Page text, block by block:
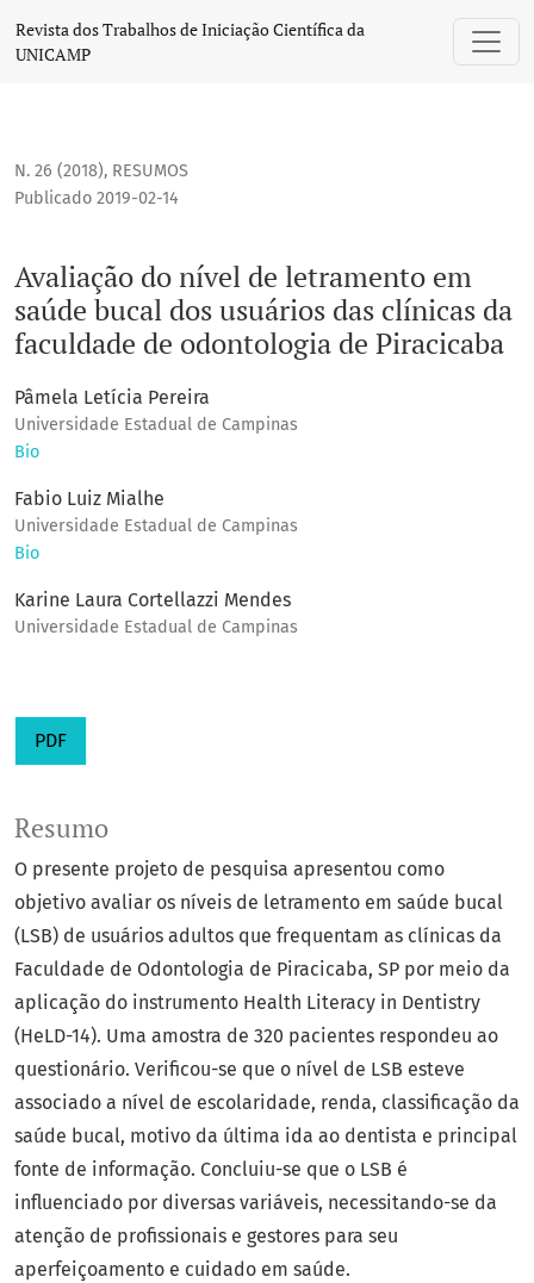
Avaliação do nível de letramento em saúde bucal dos
Revista dos Trabalhos de Iniciação Científica da
UNICAMP
N. 26 (2018), RESUMOS
Avaliação do nível de letramento em
saúde bucal dos usuários das clínicas da
faculdade de odontologia de Piracicaba
Publicado 2019-02-14
Pâmela Letícia Pereira
Universidade Estadual de Campinas
Bio
Fabio Luiz Mialhe
Universidade Estadual de Campinas
Bio
Karine Laura Cortellazzi Mendes
Universidade Estadual de Campinas
PDF
Resumo
O presente projeto de pesquisa apresentou como
objetivo avaliar os níveis de letramento em saúde bucal
(LSB) de usuários adultos que frequentam as clínicas da
Faculdade de Odontologia de Piracicaba, SP por meio da
aplicação do instrumento Health Literacy in Dentistry
(HeLD-14). Uma amostra de 320 pacientes respondeu ao
questionário. Verificou-se que o nível de LSB esteve
associado a nível de escolaridade, renda, classificação da
saúde bucal, motivo da última ida ao dentista e principal
fonte de informação. Concluiu-se que o LSB é
influenciado por diversas variáveis, necessitando-se da
atenção de profissionais e gestores para seu
aperfeiçoamento e cuidado em saúde.